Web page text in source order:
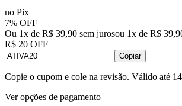
no Pix
7% OFF
Ou 1x de R$ 39,90 sem jurosou 1x de R$
R$ 20 OFF
Copiar
Copie o cupom e cole na revisão. Válido até
Ver opções de pagamento